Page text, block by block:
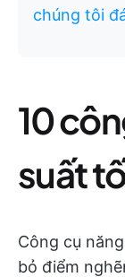
chúng tôi
10
suất
Công cụ
bỏ điểm